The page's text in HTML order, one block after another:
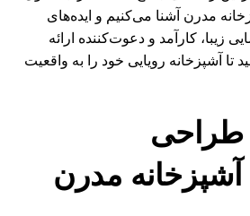
مدرن آشنا می‌کنیم و ایده‌های
زیبا، کارآمد و دعوت‌کننده ارائه
تا آشپزخانه رویایی خود را به واقعیت
طراحی
مدرن